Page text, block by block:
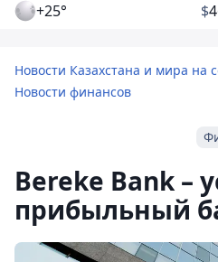
+25° $
Новости Казахстана и мира на
Новости финансов
Bereke Bank –
прибыльный